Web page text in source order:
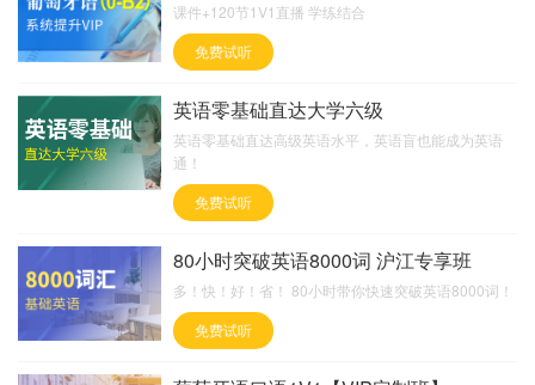
课件+120节1V1直播 学练结合
免费试听
英语零基础直达大学六级
英语零基础直达高级英语水平，英语盲也能成为英语
通！
免费试听
80小时突破英语8000词 沪江专享班
多！快！好！省！ 80小时带你快速突破英语8000词！
免费试听